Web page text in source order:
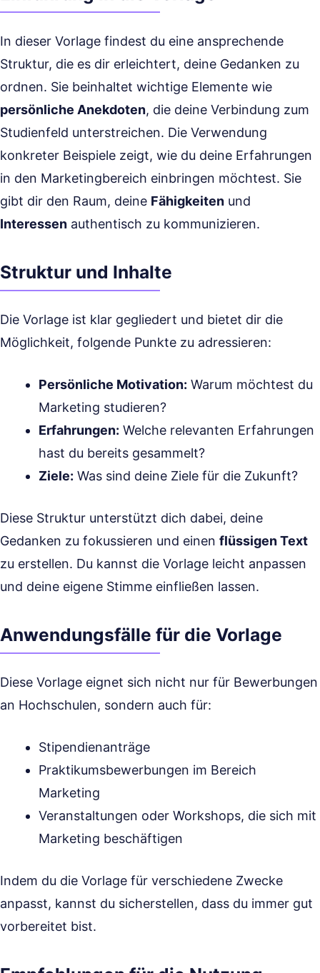
In dieser Vorlage findest du eine ansprechende
Struktur, die es dir erleichtert, deine Gedanken zu
ordnen. Sie beinhaltet wichtige Elemente wie
persönliche Anekdoten, die deine Verbindung zum
Studienfeld unterstreichen. Die Verwendung
konkreter Beispiele zeigt, wie du deine Erfahrungen
in den Marketingbereich einbringen möchtest. Sie
gibt dir den Raum, deine Fähigkeiten und
Interessen authentisch zu kommunizieren.
Struktur und Inhalte
Die Vorlage ist klar gegliedert und bietet dir die
Möglichkeit, folgende Punkte zu adressieren:
Persönliche Motivation: Warum möchtest du
Marketing studieren?
Erfahrungen: Welche relevanten Erfahrungen
hast du bereits gesammelt?
Ziele: Was sind deine Ziele für die Zukunft?
Diese Struktur unterstützt dich dabei, deine
Gedanken zu fokussieren und einen flüssigen Text
zu erstellen. Du kannst die Vorlage leicht anpassen
und deine eigene Stimme einfließen lassen.
Anwendungsfälle für die Vorlage
Diese Vorlage eignet sich nicht nur für Bewerbungen
an Hochschulen, sondern auch für:
Stipendienanträge
Praktikumsbewerbungen im Bereich
Marketing
Veranstaltungen oder Workshops, die sich mit
Marketing beschäftigen
Indem du die Vorlage für verschiedene Zwecke
anpasst, kannst du sicherstellen, dass du immer gut
vorbereitet bist.